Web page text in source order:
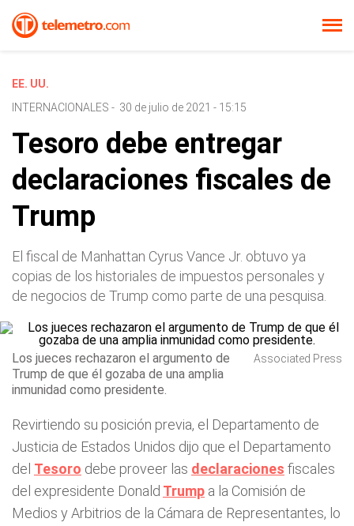
EE. UU.
INTERNACIONALES - 30 de julio de 2021 - 15:15
Tesoro debe entregar
declaraciones fiscales de
Trump
El fiscal de Manhattan Cyrus Vance Jr. obtuvo ya
copias de los historiales de impuestos personales y
de negocios de Trump como parte de una pesquisa.
Los jueces rechazaron el argumento de
Trump de que él gozaba de una amplia
inmunidad como presidente.
Associated Press
Revirtiendo su posición previa, el Departamento de
Justicia de Estados Unidos dijo que el Departamento
del Tesoro debe proveer las declaraciones fiscales
del expresidente Donald Trump a la Comisión de
Medios y Arbitrios de la Cámara de Representantes, lo